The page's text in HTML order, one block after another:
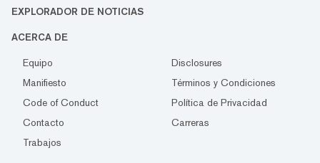
EXPLORADOR DE NOTICIAS
ACERCA DE
Equipo
Disclosures
Manifiesto
Términos y Condiciones
Code of Conduct
Política de Privacidad
Contacto
Carreras
Trabajos